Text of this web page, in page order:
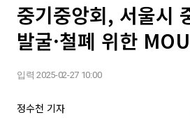
중기중앙회, 서울시
발굴·철폐 위한
입력 2025-02-27 10:00
정수천 기자